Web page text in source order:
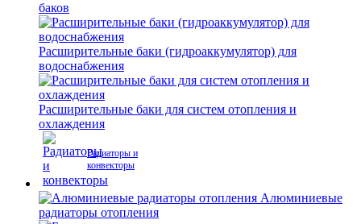
баков
Расширительные баки (гидроаккумулятор) для
водоснабжения
Расширительные баки для систем отопления и
охлаждения
Радиаторы и
конвекторы
Алюминиевые
радиаторы отопления